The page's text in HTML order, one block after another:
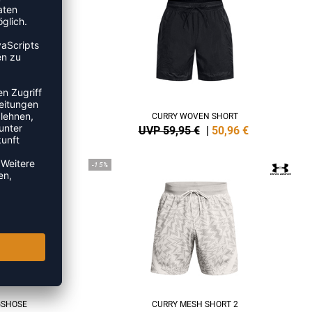
KIDS
€
CURRY WOVEN SHORT
UVP 59,95 € | 50,96 €
-15%
CURRY MESH SHORT 2